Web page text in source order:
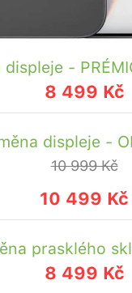
-
8 499 Kč
displeje -
10 999 Kč
10 499 Kč
prasklého
8 499 Kč